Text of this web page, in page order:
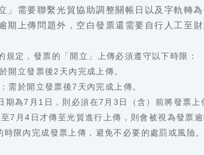
」需要聯繫光貿協助調整關帳日以及字軌轉為
期上傳問題外，空白發票還需要自行人工至
規定，發票的「開立」上傳必須遵守以下時限：
開立發票後2天內完成上傳。
需於開立發票後7天內完成上傳。
期為7月1日，則必須在7月3日（含）前將發票上
日才傳至光貿進行上傳，則會被視為發票逾時
時限內完成發票上傳，避免不必要的處罰或風險。